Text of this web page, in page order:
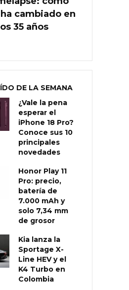
cambiado en
35 años
DE LA SEMANA
¿Vale la pena
esperar el
iPhone 18 Pro?
Conoce sus 10
principales
novedades
Honor Play 11
Pro: precio,
batería de
7.000 mAh y
solo 7,34 mm
de grosor
Kia lanza la
Sportage X-
Line HEV y el
K4 Turbo en
Colombia